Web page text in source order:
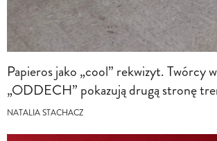
Papieros jako „cool” rekwizyt. Twórcy
„ODDECH” pokazują drugą stronę
NATALIA STACHACZ